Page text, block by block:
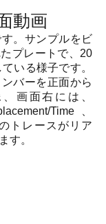
動画
。サンプルをビ
プレートで、20
いる様子です。
バーを正面から
画面右には、
Time、
トレースがリア
す。